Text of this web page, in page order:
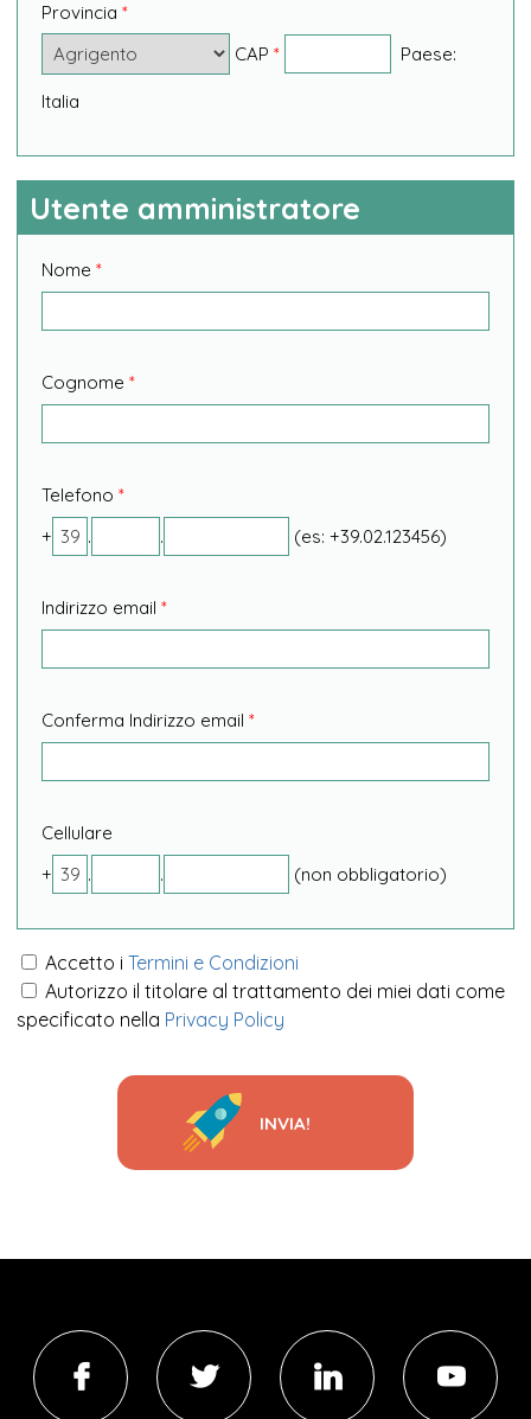
Provincia *
CAP * Paese:
Italia
Utente amministratore
Nome *
Cognome *
Telefono *
+
. . (es: +39.02.123456)
Indirizzo email *
Conferma Indirizzo email *
Cellulare
+
. . (non obbligatorio)
Accetto i Termini e Condizioni
Autorizzo il titolare al trattamento dei miei dati come
specificato nella Privacy Policy
INVIA!